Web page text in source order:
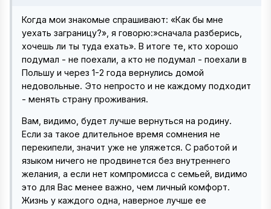
Когда мои знакомые спрашивают: «Как бы мне
уехать заграницу?», я говорю:»сначала разберись,
хочешь ли ты туда ехать». В итоге те, кто хорошо
подумал - не поехали, а кто не подумал - поехали в
Польшу и через 1-2 года вернулись домой
недовольные. Это непросто и не каждому подходит
- менять страну проживания.
Вам, видимо, будет лучше вернуться на родину.
Если за такое длительное время сомнения не
перекипели, значит уже не уляжется. С работой и
языком ничего не продвинется без внутреннего
желания, а если нет компромисса с семьей, видимо
это для Вас менее важно, чем личный комфорт.
Жизнь у каждого одна, наверное лучше ее